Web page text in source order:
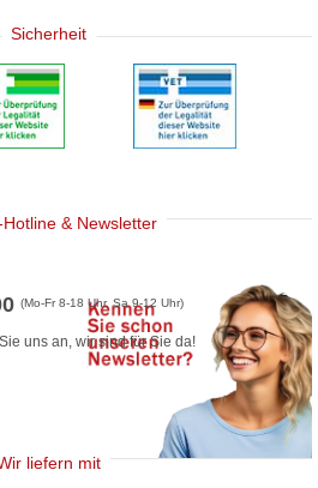
Sicherheit
& Newsletter
(Mo-Fr 8-18 Uhr, Sa 9-12 Uhr)
uns an, wir sind für Sie da!
liefern mit